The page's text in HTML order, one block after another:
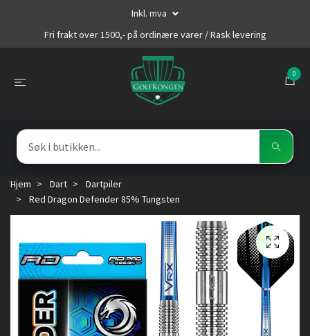
Inkl. mva
Fri frakt over 1500,- på ordinære varer / Rask levering
0
Hjem Dart
Dartpiler
Red Dragon Defender 85% Tungsten